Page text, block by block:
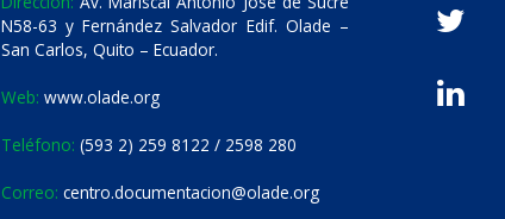
N58-63 y Fernández Salvador Edif. Olade –
San Carlos, Quito – Ecuador.
Web: www.olade.org
Teléfono: (593 2) 259 8122 / 2598 280
Correo: centro.documentacion@olade.org